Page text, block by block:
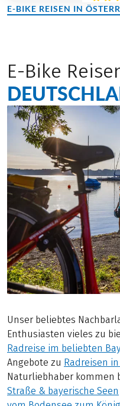
E-BIKE REISEN IN
E-Bike
Unser beliebtes
Enthusiasten vieles zu
Radreise im beliebten
Angebote zu Radreisen
Naturliebhaber kommen
Straße & bayerische Seen